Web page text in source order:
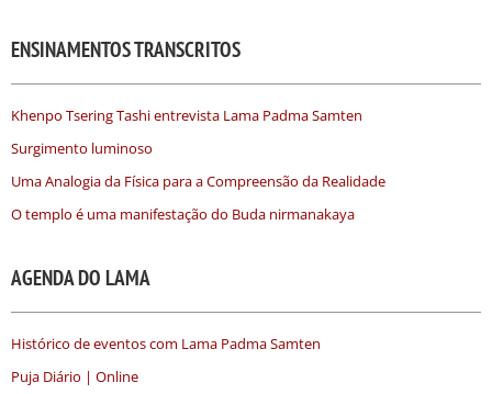
ENSINAMENTOS TRANSCRITOS
Khenpo Tsering Tashi entrevista Lama Padma Samten
Surgimento luminoso
Uma Analogia da Física para a Compreensão da Realidade
O templo é uma manifestação do Buda nirmanakaya
AGENDA DO LAMA
Histórico de eventos com Lama Padma Samten
Puja Diário | Online